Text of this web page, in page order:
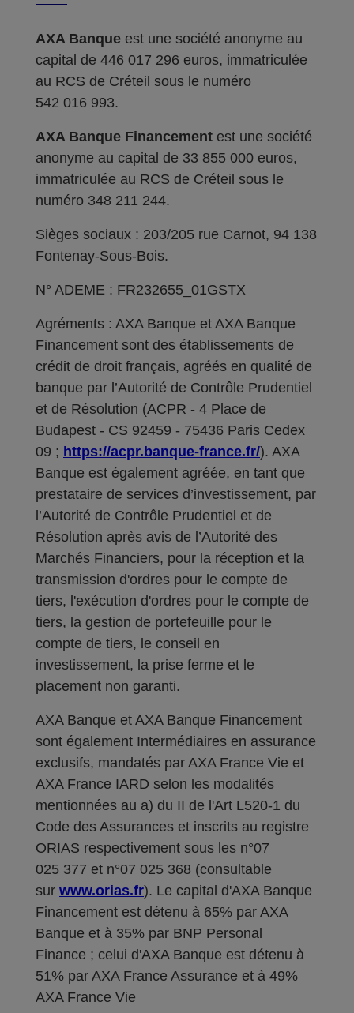
AXA Banque est une société anonyme au
capital de 446 017 296 euros, immatriculée
au RCS de Créteil sous le numéro
542 016 993.
AXA Banque Financement est une société
anonyme au capital de 33 855 000 euros,
immatriculée au RCS de Créteil sous le
numéro 348 211 244.
Sièges sociaux : 203/205 rue Carnot, 94 138
Fontenay-Sous-Bois.
N° ADEME : FR232655_01GSTX
Agréments : AXA Banque et AXA Banque
Financement sont des établissements de
crédit de droit français, agréés en qualité de
banque par l’Autorité de Contrôle Prudentiel
et de Résolution (ACPR - 4 Place de
Budapest - CS 92459 - 75436 Paris Cedex
09 ; https://acpr.banque-france.fr/). AXA
Banque est également agréée, en tant que
prestataire de services d’investissement, par
l’Autorité de Contrôle Prudentiel et de
Résolution après avis de l’Autorité des
Marchés Financiers, pour la réception et la
transmission d'ordres pour le compte de
tiers, l'exécution d'ordres pour le compte de
tiers, la gestion de portefeuille pour le
compte de tiers, le conseil en
investissement, la prise ferme et le
placement non garanti.
AXA Banque et AXA Banque Financement
sont également Intermédiaires en assurance
exclusifs, mandatés par AXA France Vie et
AXA France IARD selon les modalités
mentionnées au a) du II de l'Art L520-1 du
Code des Assurances et inscrits au registre
ORIAS respectivement sous les n°07
025 377 et n°07 025 368 (consultable
sur www.orias.fr). Le capital d'AXA Banque
Financement est détenu à 65% par AXA
Banque et à 35% par BNP Personal
Finance ; celui d'AXA Banque est détenu à
51% par AXA France Assurance et à 49%
AXA France Vie